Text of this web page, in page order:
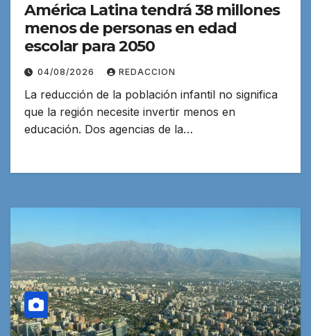
América Latina tendrá 38 millones
menos de personas en edad
escolar para 2050
04/08/2026 REDACCION
La reducción de la población infantil no significa
que la región necesite invertir menos en
educación. Dos agencias de la…